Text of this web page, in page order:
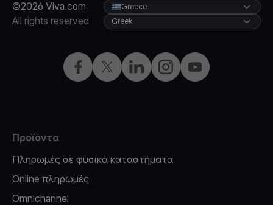
©2026 Viva.com
All rights reserved
Facebook
X LinkedInInstagramYouTube
Greece
Greek
Προϊόντα
Πληρωμές σε φυσικά καταστήματα
Online πληρωμές
Omnichannel